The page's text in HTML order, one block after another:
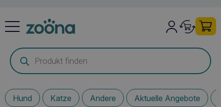
Products
search
Hund Katze Andere Aktuelle Angebote